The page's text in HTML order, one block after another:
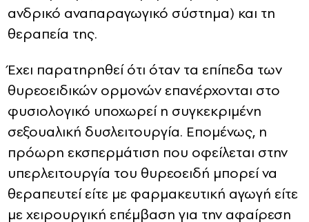
ανδρικό αναπαραγωγικό σύστημα) και τη
θεραπεία της.
Έχει παρατηρηθεί ότι όταν τα επίπεδα των
θυρεοειδικών ορμονών επανέρχονται στο
φυσιολογικό υποχωρεί η συγκεκριμένη
σεξουαλική δυσλειτουργία. Επομένως, η
πρόωρη εκσπερμάτιση που οφείλεται στην
υπερλειτουργία του θυρεοειδή μπορεί να
θεραπευτεί είτε με φαρμακευτική αγωγή είτε
με χειρουργική επέμβαση για την αφαίρεση